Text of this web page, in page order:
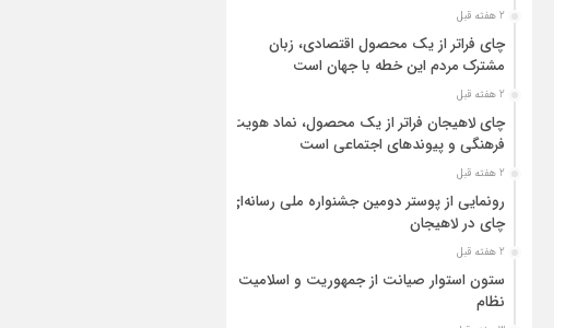
2 هفته قبل
چای فراتر از یک محصول اقتصادی، زبان
مشترک مردم این خطه با جهان است
2 هفته قبل
چای لاهیجان فراتر از یک محصول، نماد هویت
فرهنگی و پیوندهای اجتماعی است
2 هفته قبل
رونمایی از پوستر دومین جشنواره ملی رسانه‌ای
چای در لاهیجان
2 هفته قبل
ستون استوار صیانت از جمهوریت و اسلامیت
نظام